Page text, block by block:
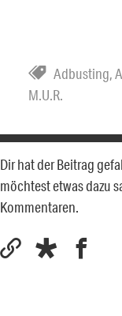
Adbusting,
M.U.R.
Dir hat der Beitrag
möchtest etwas dazu
Kommentaren.